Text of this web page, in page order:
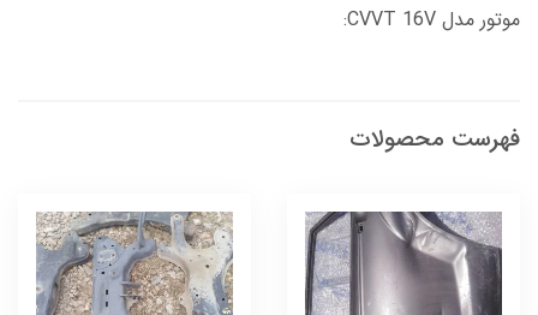
موتور مدل CVVT 16V:
فهرست محصولات